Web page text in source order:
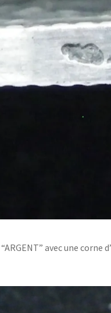
avec une corne